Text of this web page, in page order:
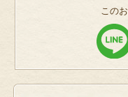
この